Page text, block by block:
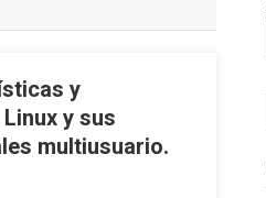
y
y sus
multiusuario.